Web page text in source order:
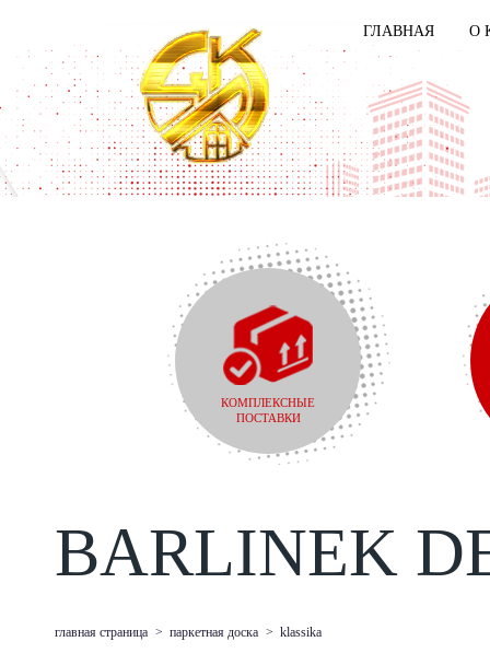
ГЛАВНАЯ О
КОМПЛЕКСНЫЕ
ПОСТАВКИ
BARLINEK
главная страница > паркетная доска > klassika